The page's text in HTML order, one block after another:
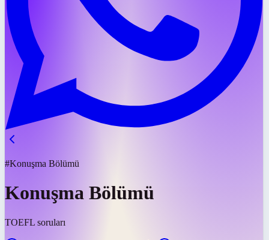
#Konuşma Bölümü
Konuşma Bölümü
TOEFL soruları